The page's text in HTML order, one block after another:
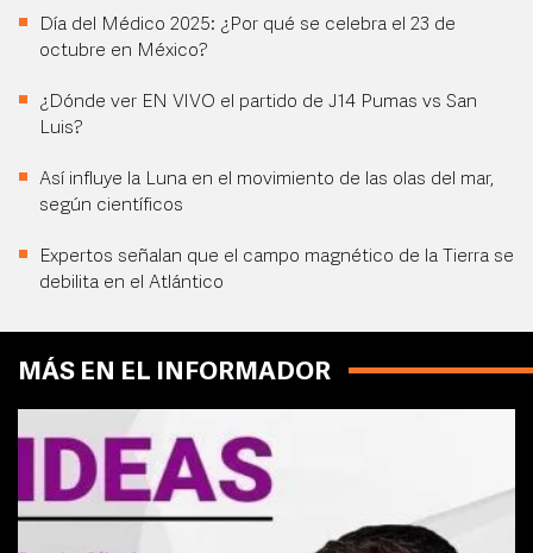
Día del Médico 2025: ¿Por qué se celebra el 23 de
octubre en México?
¿Dónde ver EN VIVO el partido de J14 Pumas vs San
Luis?
Así influye la Luna en el movimiento de las olas del mar,
según científicos
Expertos señalan que el campo magnético de la Tierra se
debilita en el Atlántico
MÁS EN EL INFORMADOR